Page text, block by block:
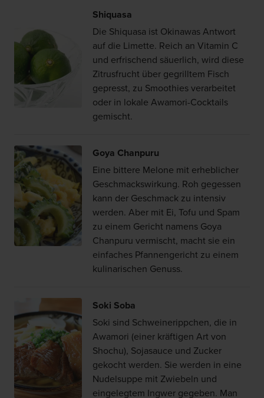
Shiquasa
Die Shiquasa ist Okinawas Antwort
auf die Limette. Reich an Vitamin C
und erfrischend säuerlich, wird diese
Zitrusfrucht über gegrilltem Fisch
gepresst, zu Smoothies verarbeitet
oder in lokale Awamori-Cocktails
gemischt.
Goya Chanpuru
Eine bittere Melone mit erheblicher
Geschmackswirkung. Roh gegessen
kann der Geschmack zu intensiv
werden. Aber mit Ei, Tofu und Spam
zu einem Gericht namens Goya
Chanpuru vermischt, macht sie ein
einfaches Pfannengericht zu einem
kulinarischen Genuss.
Soki Soba
Soki sind Schweinerippchen, die in
Awamori (einer kräftigen Art von
Shochu), Sojasauce und Zucker
gekocht werden. Sie werden in eine
Nudelsuppe mit Zwiebeln und
eingelegtem Ingwer gegeben. Man